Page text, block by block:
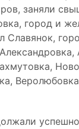
заняли
город и
Славянок,